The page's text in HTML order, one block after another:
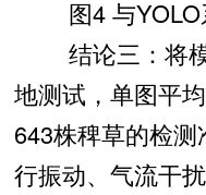
图4 与YOLO
结论三：将模
地测试，单图平
643株稗草的检
行振动、气流干